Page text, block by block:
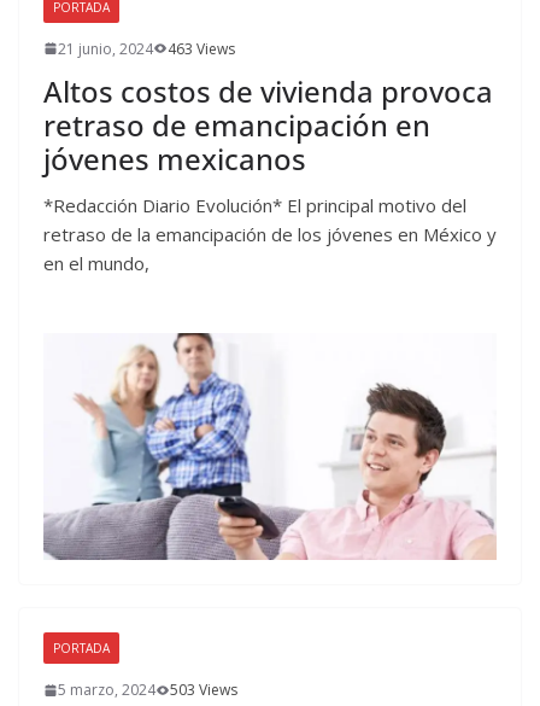
PORTADA
21 junio, 2024 463 Views
Altos costos de vivienda provoca
retraso de emancipación en
jóvenes mexicanos
*Redacción Diario Evolución* El principal motivo del
retraso de la emancipación de los jóvenes en México y
en el mundo,
PORTADA
5 marzo, 2024 503 Views